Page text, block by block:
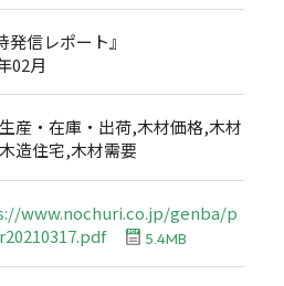
発信レポート』
02月
産・在庫・出荷,木材価格,木材
造住宅,木材需要
www.nochuri.co.jp/genba/p
5.4MB